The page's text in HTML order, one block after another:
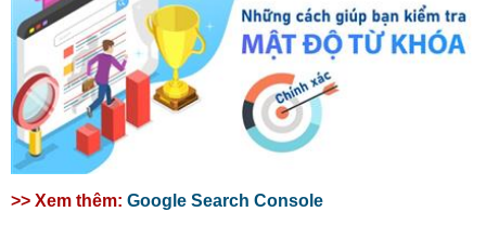
>> Xem thêm: Google Search Console